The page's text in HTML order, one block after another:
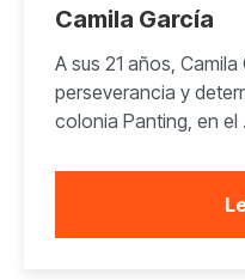
Camila García
A sus 21 años,
perseverancia y
colonia Panting, en el